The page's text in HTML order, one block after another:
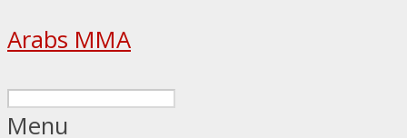
Arabs MMA
Menu